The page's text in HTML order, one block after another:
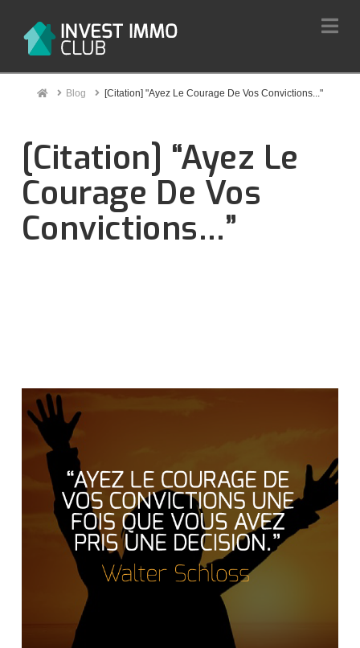
HomeBlog [Citation] "Ayez Le Courage De Vos Convictions..."
[Citation] “Ayez Le
Courage De Vos
Convictions…”